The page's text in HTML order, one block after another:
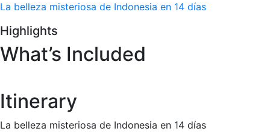
La belleza misteriosa de Indonesia en 14 días
Highlights
What’s Included
Itinerary
La belleza misteriosa de Indonesia en 14 días